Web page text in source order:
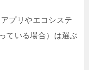
プリやエコシステ
ている場合）は選ぶ